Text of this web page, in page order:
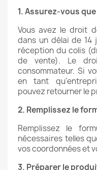
1. Assurez-vous
Vous avez le droit
dans un délai de
réception du colis
de vente). Le
consommateur. Si
en tant
pouvez retourner le
2. Remplissez le
Remplissez le
nécessaires telles
vos coordonnées et
3. Préparer le